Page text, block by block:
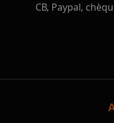
CB, Paypal,